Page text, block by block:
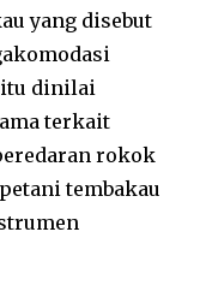
yang disebut
itu dinilai
terkait
rokok
tembakau